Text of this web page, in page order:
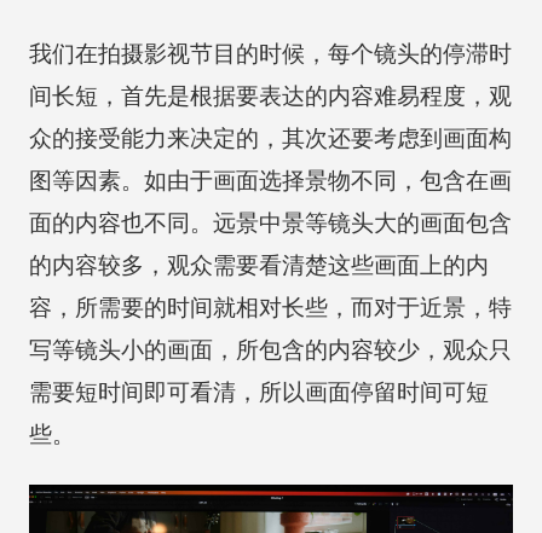
我们在拍摄影视节目的时候，每个镜头的停滞时
间长短，首先是根据要表达的内容难易程度，观
众的接受能力来决定的，其次还要考虑到画面构
图等因素。如由于画面选择景物不同，包含在画
面的内容也不同。远景中景等镜头大的画面包含
的内容较多，观众需要看清楚这些画面上的内
容，所需要的时间就相对长些，而对于近景，特
写等镜头小的画面，所包含的内容较少，观众只
需要短时间即可看清，所以画面停留时间可短
些。